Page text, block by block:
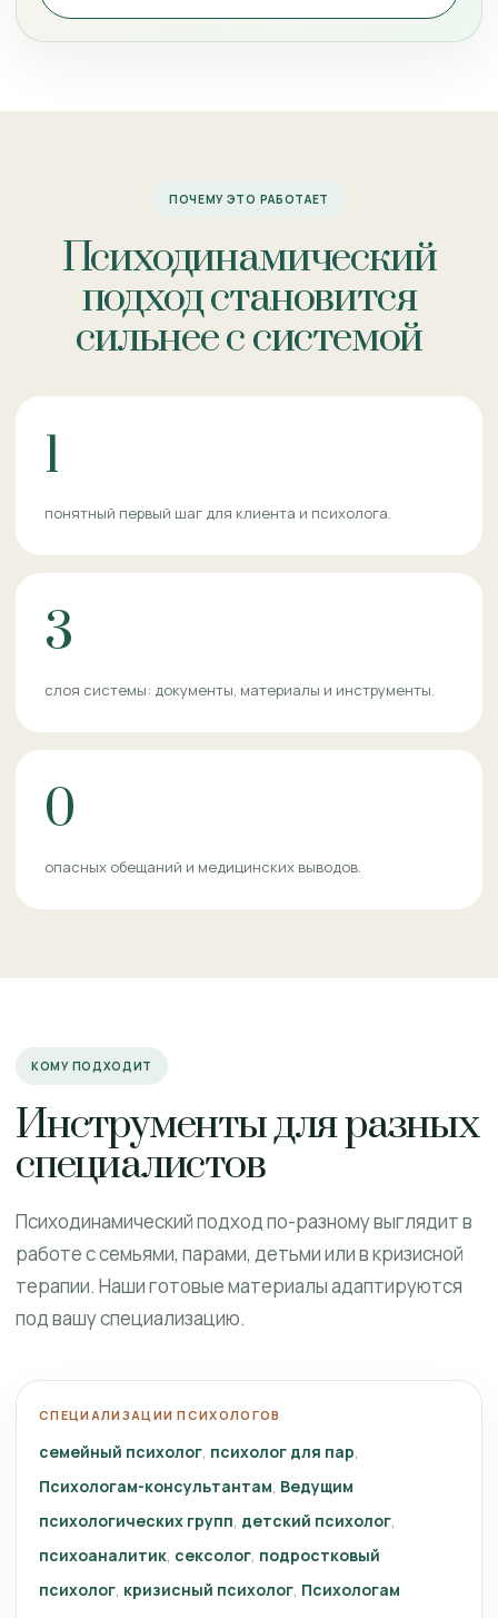
ПОЧЕМУ ЭТО РАБОТАЕТ
Психодинамический
подход становится
сильнее с системой
1
понятный первый шаг для клиента и психолога.
3
слоя системы: документы, материалы и инструменты.
0
опасных обещаний и медицинских выводов.
КОМУ ПОДХОДИТ
Инструменты для разных
специалистов
Психодинамический подход по-разному выглядит в
работе с семьями, парами, детьми или в кризисной
терапии. Наши готовые материалы адаптируются
под вашу специализацию.
СПЕЦИАЛИЗАЦИИ ПСИХОЛОГОВ
семейный психолог психолог для пар
Психологам-консультантам Ведущим
психологических групп детский психолог
психоаналитик сексолог подростковый
психолог кризисный психолог Психологам